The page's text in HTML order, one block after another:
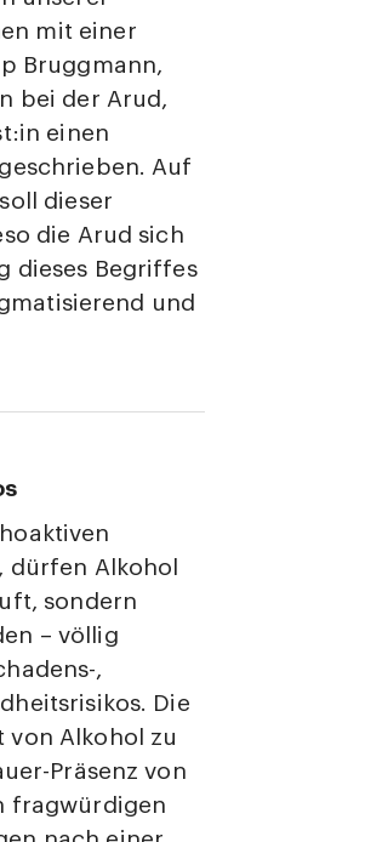
mit einer
Bruggmann,
bei der Arud,
einen
Auf
dieser
die Arud sich
dieses Begriffes
und
dürfen Alkohol
sondern
– völlig
,
Die
von Alkohol zu
Präsenz von
fragwürdigen